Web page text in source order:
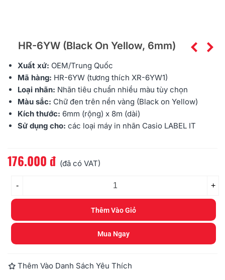
HR-6YW (Black On Yellow, 6mm)
Xuất xứ: OEM/Trung Quốc
Mã hàng: HR-6YW (tương thích XR-6YW1)
Loại nhãn: Nhãn tiêu chuẩn nhiều màu tùy chọn
Màu sắc: Chữ đen trên nền vàng (Black on Yellow)
Kích thước: 6mm (rộng) x 8m (dài)
Sử dụng cho: các loại máy in nhãn Casio LABEL IT
Đọc thêm
176.000 đ (đã có VAT)
- +
Thêm Vào Giỏ
Mua Ngay
Thêm Vào Danh Sách Yêu Thích